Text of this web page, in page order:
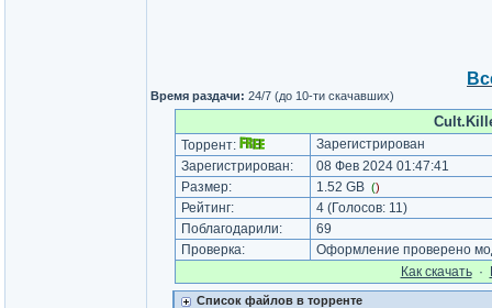
Время раздачи: 24/7 (до 10-ти скачавших)
Торрент:
Зарегистрирован
Зарегистрирован:
08 Фев 2024 01:47:41
Размер:
1.52 GB ()
Рейтинг: 4(Голосов: 11)
Поблагодарили:
69
Проверка:
Оформление проверено
Как cкачать·
Список файлов в торренте